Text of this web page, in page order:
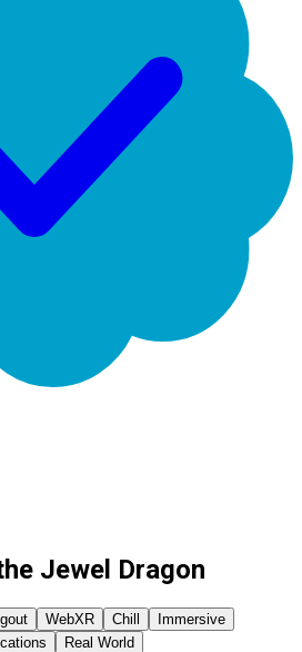
Jewel Dragon
WebXR Chill
Immersive
Real World